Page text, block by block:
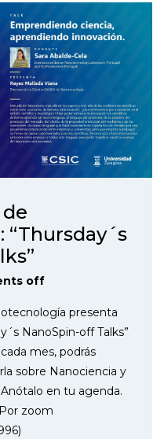
off
presenta
NanoSpin-off Talks”
mes, podrás
sobre Nanociencia y
en tu agenda.
zoom